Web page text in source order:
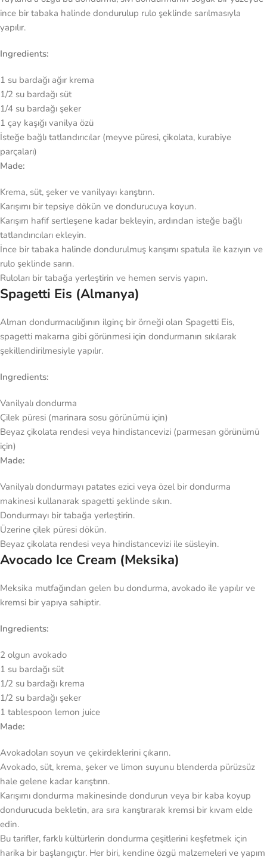
ince bir tabaka halinde dondurulup rulo şeklinde sarılmasıyla
yapılır.
Ingredients:
1 su bardağı ağır krema
1/2 su bardağı süt
1/4 su bardağı şeker
1 çay kaşığı vanilya özü
İsteğe bağlı tatlandırıcılar (meyve püresi, çikolata, kurabiye
parçaları)
Made:
Krema, süt, şeker ve vanilyayı karıştırın.
Karışımı bir tepsiye dökün ve dondurucuya koyun.
Karışım hafif sertleşene kadar bekleyin, ardından isteğe bağlı
tatlandırıcıları ekleyin.
İnce bir tabaka halinde dondurulmuş karışımı spatula ile kazıyın ve
rulo şeklinde sarın.
Ruloları bir tabağa yerleştirin ve hemen servis yapın.
Spagetti Eis (Almanya)
Alman dondurmacılığının ilginç bir örneği olan Spagetti Eis,
spagetti makarna gibi görünmesi için dondurmanın sıkılarak
şekillendirilmesiyle yapılır.
Ingredients:
Vanilyalı dondurma
Çilek püresi (marinara sosu görünümü için)
Beyaz çikolata rendesi veya hindistancevizi (parmesan görünümü
için)
Made:
Vanilyalı dondurmayı patates ezici veya özel bir dondurma
makinesi kullanarak spagetti şeklinde sıkın.
Dondurmayı bir tabağa yerleştirin.
Üzerine çilek püresi dökün.
Beyaz çikolata rendesi veya hindistancevizi ile süsleyin.
Avocado Ice Cream (Meksika)
Meksika mutfağından gelen bu dondurma, avokado ile yapılır ve
kremsi bir yapıya sahiptir.
Ingredients:
2 olgun avokado
1 su bardağı süt
1/2 su bardağı krema
1/2 su bardağı şeker
1 tablespoon lemon juice
Made:
Avokadoları soyun ve çekirdeklerini çıkarın.
Avokado, süt, krema, şeker ve limon suyunu blenderda pürüzsüz
hale gelene kadar karıştırın.
Karışımı dondurma makinesinde dondurun veya bir kaba koyup
dondurucuda bekletin, ara sıra karıştırarak kremsi bir kıvam elde
edin.
Bu tarifler, farklı kültürlerin dondurma çeşitlerini keşfetmek için
harika bir başlangıçtır. Her biri, kendine özgü malzemeleri ve yapım